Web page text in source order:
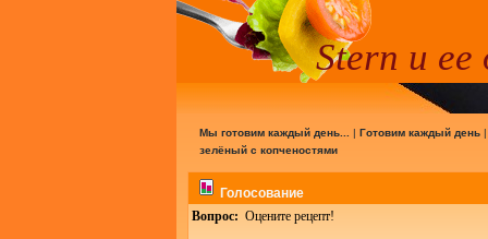
Stern и ее
Мы готовим каждый день... | Готовим каждый день
зелёный с копченостями
Голосование
Вопрос: Оцените рецепт!